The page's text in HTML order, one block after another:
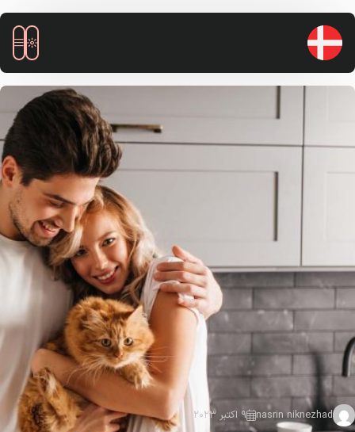
nasrin niknezhad 9 اکتبر 2023